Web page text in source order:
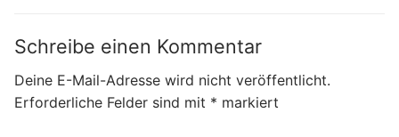
Schreibe einen Kommentar
Deine E-Mail-Adresse wird nicht veröffentlicht.
Erforderliche Felder sind mit * markiert